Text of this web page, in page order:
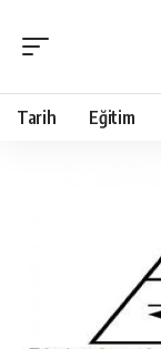
Tarih Eğitim